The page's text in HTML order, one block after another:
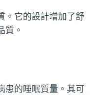
。它的設計增加了舒
質。
患的睡眠質量。其可